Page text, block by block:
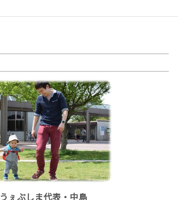
うぇぶしま代表・中島